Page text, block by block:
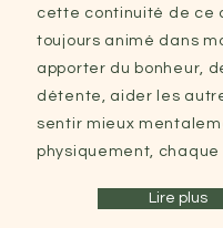
cette continuité de ce
toujours animé dans
apporter du bonheur,
détente, aider les
sentir mieux
physiquement, chaque
Lire plus